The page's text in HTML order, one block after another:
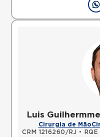
Luis
Cirurgia de Mão
CRM 1216260/RJ •